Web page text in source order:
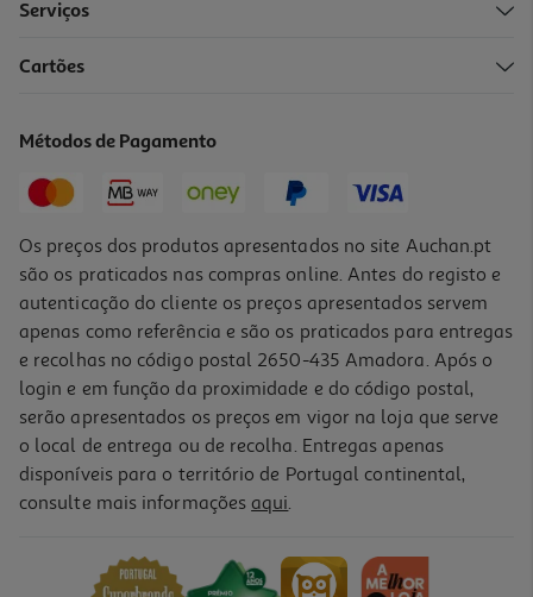
Proteção Lente P/ Camar Qilive 16pro / 16pro Max
Serviços
Cartões
Métodos de Pagamento
Os preços dos produtos apresentados no site Auchan.pt
são os praticados nas compras online. Antes do registo e
autenticação do cliente os preços apresentados servem
apenas como referência e são os praticados para entregas
e recolhas no código postal 2650-435 Amadora. Após o
login e em função da proximidade e do código postal,
serão apresentados os preços em vigor na loja que serve
o local de entrega ou de recolha. Entregas apenas
disponíveis para o território de Portugal continental,
consulte mais informações aqui.